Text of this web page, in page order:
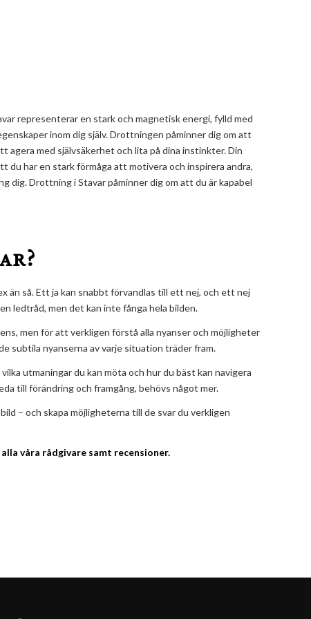
representerar en stark och magnetisk energi, fylld med
inom dig själv. Drottningen påminner dig om att
agera med självsäkerhet och lita på dina instinkter. Din
du har en stark förmåga att motivera och inspirera andra,
dig. Drottning i Stavar påminner dig om att du är kapabel
än så. Ett ja kan snabbt förvandlas till ett nej, och ett nej
ledtråd, men det kan inte fånga hela bilden.
men för att verkligen förstå alla nyanser och möjligheter
subtila nyanserna av varje situation träder fram.
utmaningar du kan möta och hur du bäst kan navigera
till förändring och framgång, behövs något mer.
– och skapa möjligheterna till de svar du verkligen
våra rådgivare samt recensioner.